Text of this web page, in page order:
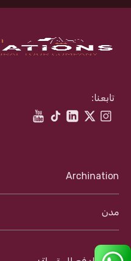
تابعنا:
Archination
الأحكام والشروط
مدن
طوكيو